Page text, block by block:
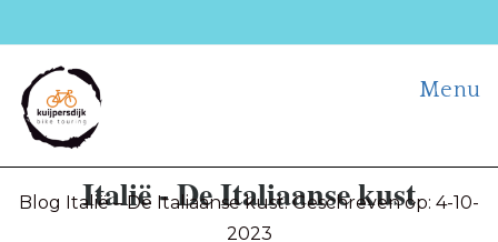
Menu
Italië - De Italiaanse kust
Blog Italië – De Italiaanse kust. Geschreven op: 4-10-
2023